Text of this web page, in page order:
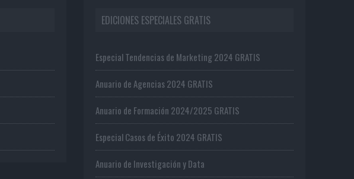
EDICIONES ESPECIALES GRATIS
Especial Tendencias de Marketing 2024 GRATIS
Anuario de Agencias 2024 GRATIS
Anuario de Formación 2024/2025 GRATIS
Especial Casos de Éxito 2024 GRATIS
Anuario de Investigación y Data